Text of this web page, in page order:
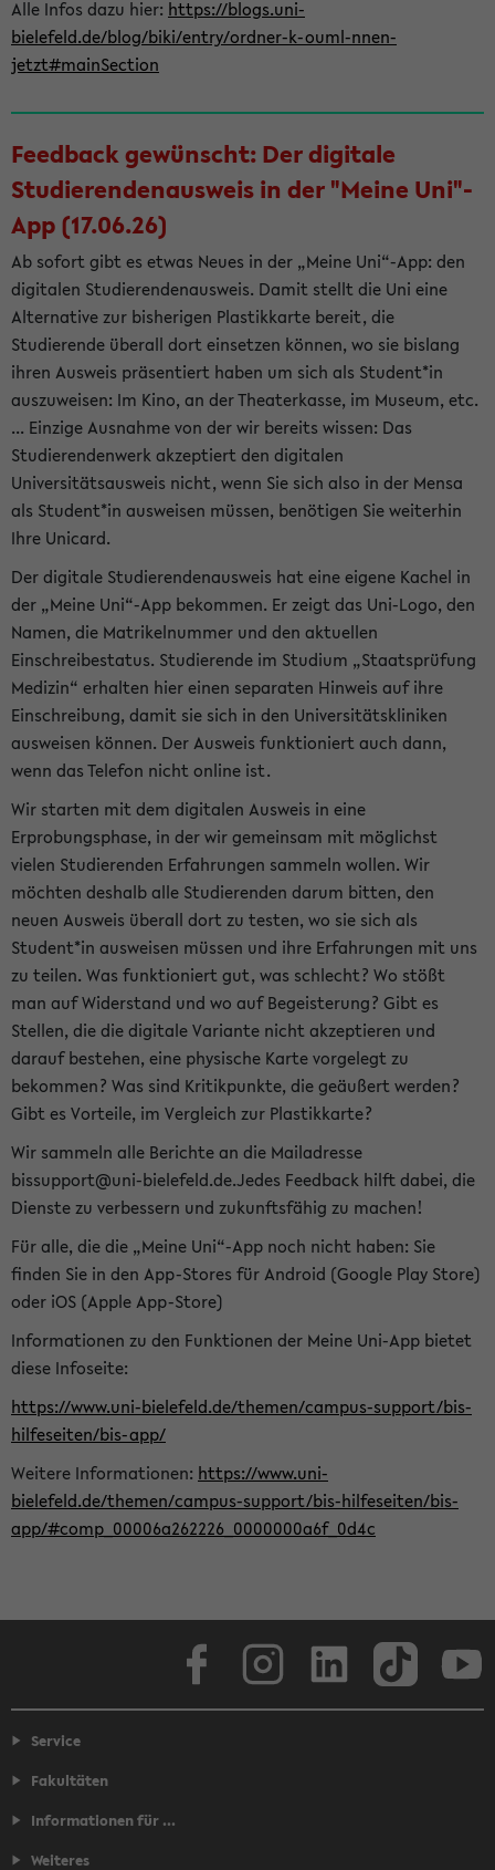
Alle Infos dazu hier: https://blogs.uni-
bielefeld.de/blog/biki/entry/ordner-k-ouml-nnen-
jetzt#mainSection
Feedback gewünscht: Der digitale
Studierendenausweis in der "Meine Uni"-
App (17.06.26)
Ab sofort gibt es etwas Neues in der „Meine Uni“-App: den
digitalen Studierendenausweis. Damit stellt die Uni eine
Alternative zur bisherigen Plastikkarte bereit, die
Studierende überall dort einsetzen können, wo sie bislang
ihren Ausweis präsentiert haben um sich als Student*in
auszuweisen: Im Kino, an der Theaterkasse, im Museum, etc.
... Einzige Ausnahme von der wir bereits wissen: Das
Studierendenwerk akzeptiert den digitalen
Universitätsausweis nicht, wenn Sie sich also in der Mensa
als Student*in ausweisen müssen, benötigen Sie weiterhin
Ihre Unicard.
Der digitale Studierendenausweis hat eine eigene Kachel in
der „Meine Uni“-App bekommen. Er zeigt das Uni-Logo, den
Namen, die Matrikelnummer und den aktuellen
Einschreibestatus. Studierende im Studium „Staatsprüfung
Medizin“ erhalten hier einen separaten Hinweis auf ihre
Einschreibung, damit sie sich in den Universitätskliniken
ausweisen können. Der Ausweis funktioniert auch dann,
wenn das Telefon nicht online ist.
Wir starten mit dem digitalen Ausweis in eine
Erprobungsphase, in der wir gemeinsam mit möglichst
vielen Studierenden Erfahrungen sammeln wollen. Wir
möchten deshalb alle Studierenden darum bitten, den
neuen Ausweis überall dort zu testen, wo sie sich als
Student*in ausweisen müssen und ihre Erfahrungen mit uns
zu teilen. Was funktioniert gut, was schlecht? Wo stößt
man auf Widerstand und wo auf Begeisterung? Gibt es
Stellen, die die digitale Variante nicht akzeptieren und
darauf bestehen, eine physische Karte vorgelegt zu
bekommen? Was sind Kritikpunkte, die geäußert werden?
Gibt es Vorteile, im Vergleich zur Plastikkarte?
Wir sammeln alle Berichte an die Mailadresse
bissupport@uni-bielefeld.de.Jedes Feedback hilft dabei, die
Dienste zu verbessern und zukunftsfähig zu machen!
Für alle, die die „Meine Uni“-App noch nicht haben: Sie
finden Sie in den App-Stores für Android (Google Play Store)
oder iOS (Apple App-Store)
Informationen zu den Funktionen der Meine Uni-App bietet
diese Infoseite:
https://www.uni-bielefeld.de/themen/campus-support/bis-
hilfeseiten/bis-app/
Weitere Informationen: https://www.uni-
bielefeld.de/themen/campus-support/bis-hilfeseiten/bis-
app/#comp_00006a262226_0000000a6f_0d4c
Service
Fakultäten
Informationen für ...
Weiteres